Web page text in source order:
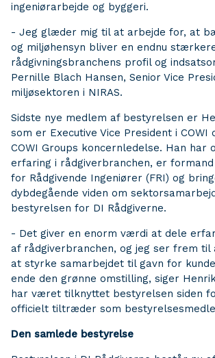
ingeniørarbejde og byggeri.
- Jeg glæder mig til at arbejde for, at
og miljøhensyn bliver en endnu
rådgivningsbranchens profil og
Pernille Blach Hansen, Senior Vice
miljøsektoren i NIRAS.
Sidste nye medlem af bestyrelsen er
som er Executive Vice President i COWI
COWI Groups koncernledelse. Han har
erfaring i rådgiverbranchen, er
for Rådgivende Ingeniører (FRI) og
dybdegående viden om
bestyrelsen for DI Rådgiverne.
- Det giver en enorm værdi at dele
af rådgiverbranchen, og jeg ser frem
at styrke samarbejdet til gavn for
ende den grønne omstilling, siger
har været tilknyttet bestyrelsen siden
officielt tiltræder som
Den samlede bestyrelse